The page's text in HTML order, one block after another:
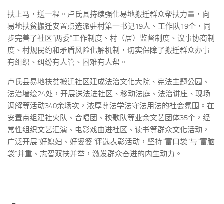
扶上马，送一程。卢氏县持续强化易地搬迁群众帮扶力量，向
易地扶贫搬迁安置点选派驻村第一书记19人、工作队19个，同
步完善了社区“两委”工作制度、村（居）监督制度、议事协商制
度、村规民约和矛盾风险化解机制，切实保障了搬迁群众办事
有组织、纠纷有人管、困难有人帮。
卢氏县易地扶贫搬迁社区建成法治文化大院、宪法主题公园、
法治墙绘24处，开展送法进社区、移动法庭、法治讲座、现场
调解等活动340余场次，浓厚尊法学法守法用法的社会氛围。在
安置点组建社火队、合唱团、秧歌队等业余文艺团体35个，经
常性组织文艺汇演、电影戏曲进社区、读书等群众文化活动，
广泛开展“好媳妇、好婆婆”评选表彰活动，坚持“富口袋”与“富脑
袋”并重、志智双扶并举，激发群众奋进的内生动力。